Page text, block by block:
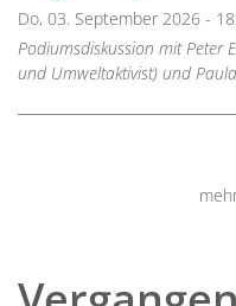
Do, 03. September 2026 -
Podiumsdiskussion mit Peter
und Umweltaktivist) und